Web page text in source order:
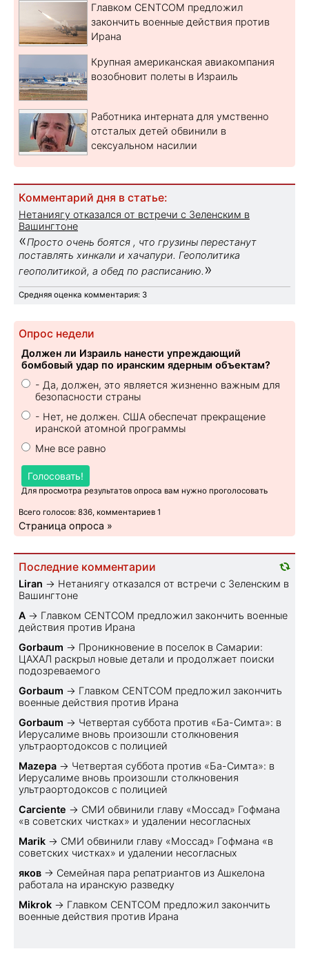
Главком CENTCOM предложил
закончить военные действия против
Ирана
Крупная американская авиакомпания
возобновит полеты в Израиль
Работника интерната для умственно
отсталых детей обвинили в
сексуальном насилии
Комментарий дня в статье:
Нетаниягу отказался от встречи с Зеленским в
Вашингтоне
«Просто очень боятся , что грузины перестанут
поставлять хинкали и хачапури. Геополитика
геополитикой, а обед по расписанию. »
Средняя оценка комментария: 3
Опрос недели
Должен ли Израиль нанести упреждающий
бомбовый удар по иранским ядерным объектам?
- Да, должен, это является жизненно важным для
безопасности страны
- Нет, не должен. США обеспечат прекращение
иранской атомной программы
Мне все равно
Голосовать!
Для просмотра результатов опроса вам нужно проголосовать
Всего голосов: 836, комментариев 1
Страница опроса »
Последние комментарии
Liran → Нетаниягу отказался от встречи с Зеленским в
Вашингтоне
A → Главком CENTCOM предложил закончить военные
действия против Ирана
Gorbaum → Проникновение в поселок в Самарии:
ЦАХАЛ раскрыл новые детали и продолжает поиски
подозреваемого
Gorbaum → Главком CENTCOM предложил закончить
военные действия против Ирана
Gorbaum → Четвертая суббота против «Ба-Симта»: в
Иерусалиме вновь произошли столкновения
ультраортодоксов с полицией
Mazepa → Четвертая суббота против «Ба-Симта»: в
Иерусалиме вновь произошли столкновения
ультраортодоксов с полицией
Carciente → СМИ обвинили главу «Моссад» Гофмана
«в советских чистках» и удалении несогласных
Marik → СМИ обвинили главу «Моссад» Гофмана «в
советских чистках» и удалении несогласных
яков → Семейная пара репатриантов из Ашкелона
работала на иранскую разведку
Mikrok → Главком CENTCOM предложил закончить
военные действия против Ирана